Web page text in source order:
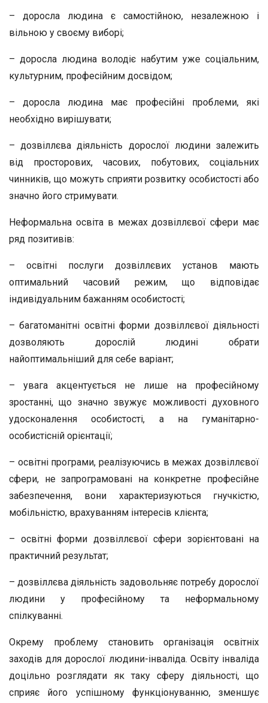
– доросла людина є самостійною, незалежною і
вільною у своєму виборі;
– доросла людина володіє набутим уже соціальним,
культурним, професійним досвідом;
– доросла людина має професійні проблеми, які
необхідно вирішувати;
– дозвіллєва діяльність дорослої людини залежить
від просторових, часових, побутових, соціальних
чинників, що можуть сприяти розвитку особистості або
значно його стримувати.
Неформальна освіта в межах дозвіллєвої сфери має
ряд позитивів:
– освітні послуги дозвіллєвих установ мають
оптимальний часовий режим, що відповідає
індивідуальним бажанням особистості;
– багатоманітні освітні форми дозвіллєвої діяльності
дозволяють дорослій людині обрати
найоптимальніший для себе варіант;
– увага акцентується не лише на професійному
зростанні, що значно звужує можливості духовного
удосконалення особистості, а на гуманітарно-
особистісній орієнтації;
– освітні програми, реалізуючись в межах дозвіллєвої
сфери, не запрограмовані на конкретне професійне
забезпечення, вони характеризуються гнучкістю,
мобільністю, врахуванням інтересів клієнта;
– освітні форми дозвіллєвої сфери зорієнтовані на
практичний результат;
– дозвіллєва діяльність задовольняє потребу дорослої
людини у професійному та неформальному
спілкуванні.
Окрему проблему становить організація освітніх
заходів для дорослої людини-інваліда. Освіту інваліда
доцільно розглядати як таку сферу діяльності, що
сприяє його успішному функціонуванню, зменшує